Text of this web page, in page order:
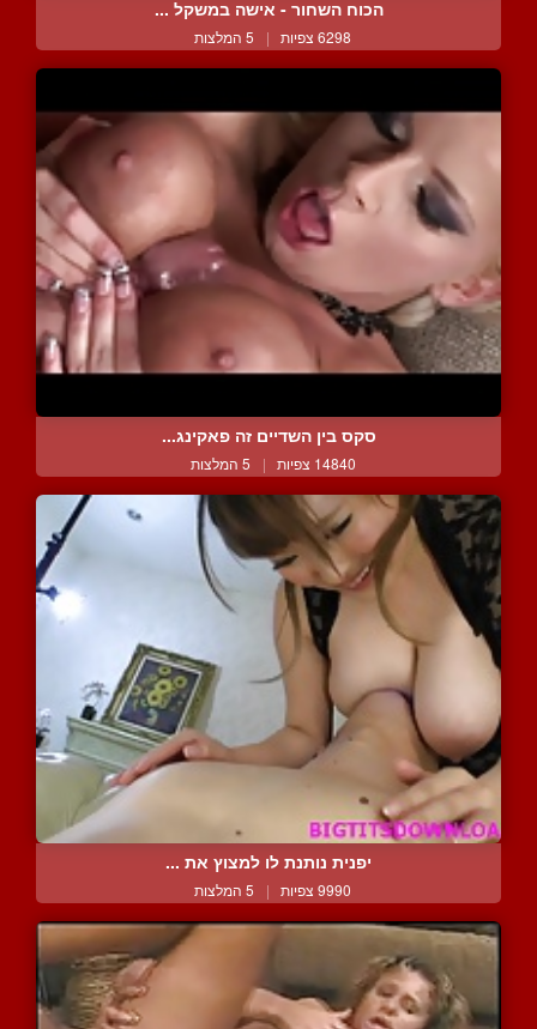
הכוח השחור - אישה במשקל ...
6298 צפיות | 5 המלצות
סקס בין השדיים זה פאקינג...
14840 צפיות | 5 המלצות
יפנית נותנת לו למצוץ את ...
9990 צפיות | 5 המלצות